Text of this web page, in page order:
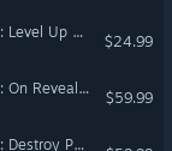
MARVEL SNAP - Steam Special: Level Up Pack
$24.99
MARVEL SNAP - Steam Special: On Reveal Power Pack
$59.99
MARVEL SNAP - Steam Special: Destroy Power Pack